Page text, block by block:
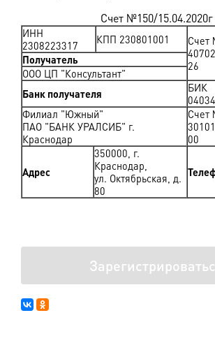
Счет №150/15.04.2020г
ИНН
2308223317
КПП 230801001
Счет
26
Получатель
ООО ЦП "Консультант"
Банк получателя
БИК
Филиал "Южный"
ПАО "БАНК УРАЛСИБ" г.
Краснодар
Счет
00
Адрес
350000, г.
Краснодар,
ул. Октябрьская, д.
80